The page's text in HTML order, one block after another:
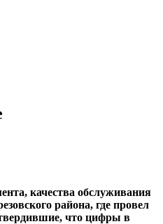
качества обслуживания
района, где провел
что цифры в